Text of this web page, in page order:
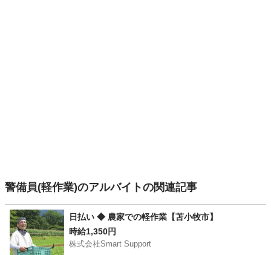
警備員(軽作業)のアルバイトの関連記事
日払い ◆ 農家での軽作業【苫小牧市】
時給1,350円
株式会社Smart Support